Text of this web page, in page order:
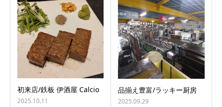
初来店/鉄板 伊酒屋 Calcio
2025.10.11
品揃え豊富/ラッキー厨房
2025.09.29